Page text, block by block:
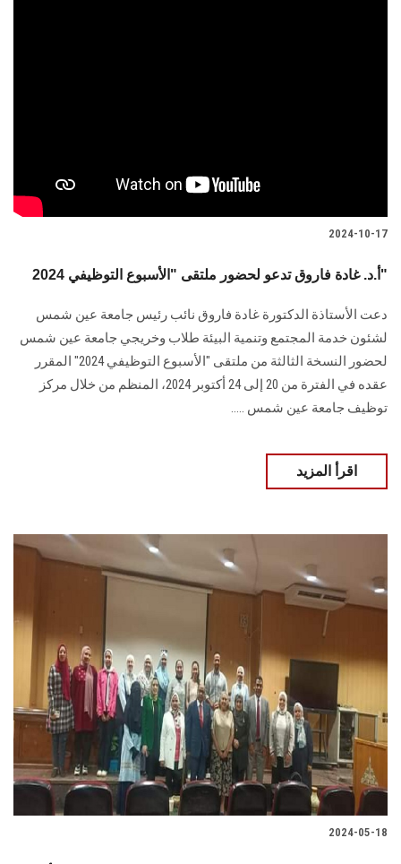
2024-10-17
أ.د. غادة فاروق تدعو لحضور ملتقى "الأسبوع التوظيفي 2024"
دعت الأستاذة الدكتورة غادة فاروق نائب رئيس جامعة عين شمس
لشئون خدمة المجتمع وتنمية ‏البيئة طلاب وخريجي جامعة عين شمس
لحضور النسخة الثالثة من ملتقى "الأسبوع التوظيفي ‏‏2024" المقرر
عقده في الفترة من 20 إلى 24 أكتوبر 2024، المنظم من خلال مركز
‏توظيف جامعة عين شمس .....
اقرأ المزيد
2024-05-18